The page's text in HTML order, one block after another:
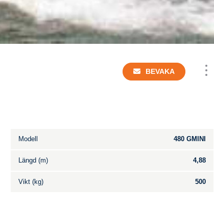
BEVAKA
Modell 480 GMINI
Längd (m) 4,88
Vikt (kg) 500